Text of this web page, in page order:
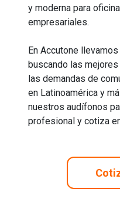
y moderna para
empresariales.
En Accutone
buscando las
las demandas de
en Latinoamérica y
nuestros audífonos
profesional y cotiza